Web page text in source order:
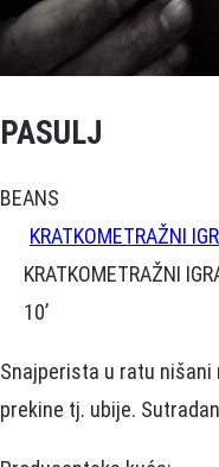
PASULJ
BEANS
KRATKOMETRAŽNI
KRATKOMETRAŽNI
10’
Snajperista u ratu
prekine tj. ubije.